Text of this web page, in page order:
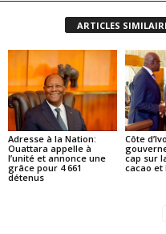
ARTICLES
Adresse à la Nation:
Ouattara appelle à
l’unité et annonce une
grâce pour 4 661
détenus
Côte
cap sur
cacao et